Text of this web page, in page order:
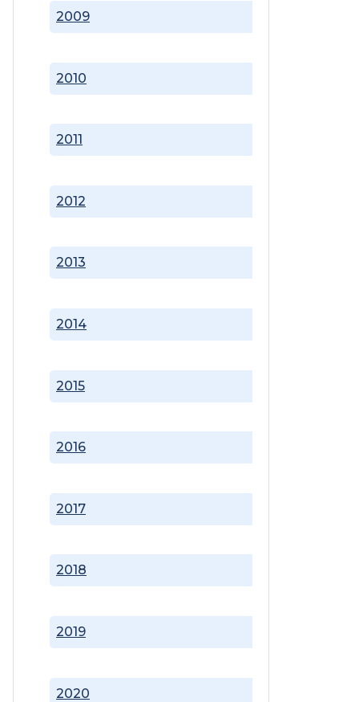
2009
2010
2011
2012
2013
2014
2015
2016
2017
2018
2019
2020